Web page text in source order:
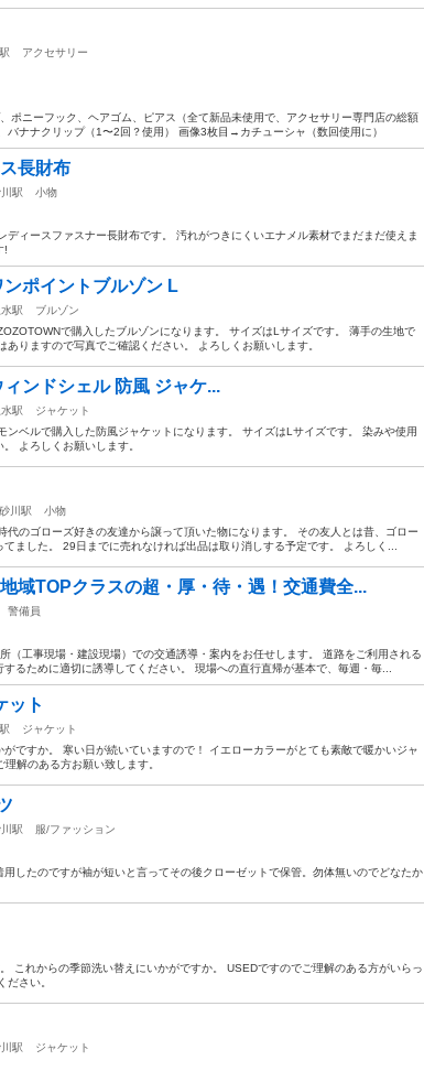
アクセサリー
ポニーフック、ヘアゴム、ピアス（全て新品未使用で、アクセサリー専門店の総額
ナナクリップ（1〜2回？使用） 画像3枚目→カチューシャ（数回使用に）
長財布
駅
小物
ィースファスナー長財布です。 汚れがつきにくいエナメル素材でまだまだ使えま
!
ポイントブルゾン L
駅
ブルゾン
で購入したブルゾンになります。 サイズはLサイズです。 薄手の生地で
りますので写真でご確認ください。 よろしくお願いします。
ンドシェル 防風 ジャケ...
駅
ジャケット
ンベルで購入した防風ジャケットになります。 サイズはLサイズです。 染みや使用
よろしくお願いします。
川駅
小物
代のゴローズ好きの友達から譲って頂いた物になります。 その友人とは昔、ゴロー
ました。 29日までに売れなければ出品は取り消しする予定です。 よろしく...
域TOPクラスの超・厚・待・遇！交通費全...
警備員
（工事現場・建設現場）での交通誘導・案内をお任せします。 道路をご利用される
るために適切に誘導してください。 現場への直行直帰が基本で、毎週・毎...
ット
ジャケット
ですか。 寒い日が続いていますので！ イエローカラーがとても素敵で暖かいジャ
解のある方お願い致します。
駅
服/ファッション
したのですが袖が短いと言ってその後クローゼットで保管。勿体無いのでどなたか
これからの季節洗い替えにいかがですか。 USEDですのでご理解のある方がいらっ
ださい。
駅
ジャケット